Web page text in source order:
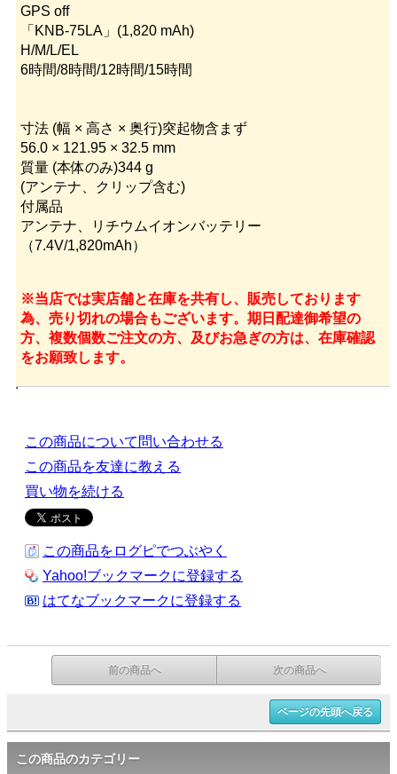
GPS off
「KNB-75LA」(1,820 mAh)
H/M/L/EL
6時間/8時間/12時間/15時間
寸法 (幅 × 高さ × 奥行)突起物含まず
56.0 × 121.95 × 32.5 mm
質量 (本体のみ)344 g
(アンテナ、クリップ含む)
付属品
アンテナ、リチウムイオンバッテリー
（7.4V/1,820mAh）
※当店では実店舗と在庫を共有し、販売しております
為、売り切れの場合もございます。期日配達御希望の
方、複数個数ご注文の方、及びお急ぎの方は、在庫確認
をお願致します。
この商品について問い合わせる
この商品を友達に教える
買い物を続ける
この商品をログピでつぶやく
Yahoo!ブックマークに登録する
はてなブックマークに登録する
前の商品へ 次の商品へ
ページの先頭へ戻る
この商品のカテゴリー